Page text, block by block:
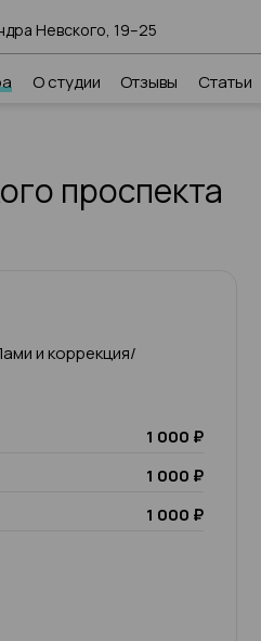
Невского, 19–25
О студии Отзывы Статьи
проспекта
и коррекция/
1 000 ₽
1 000 ₽
1 000 ₽